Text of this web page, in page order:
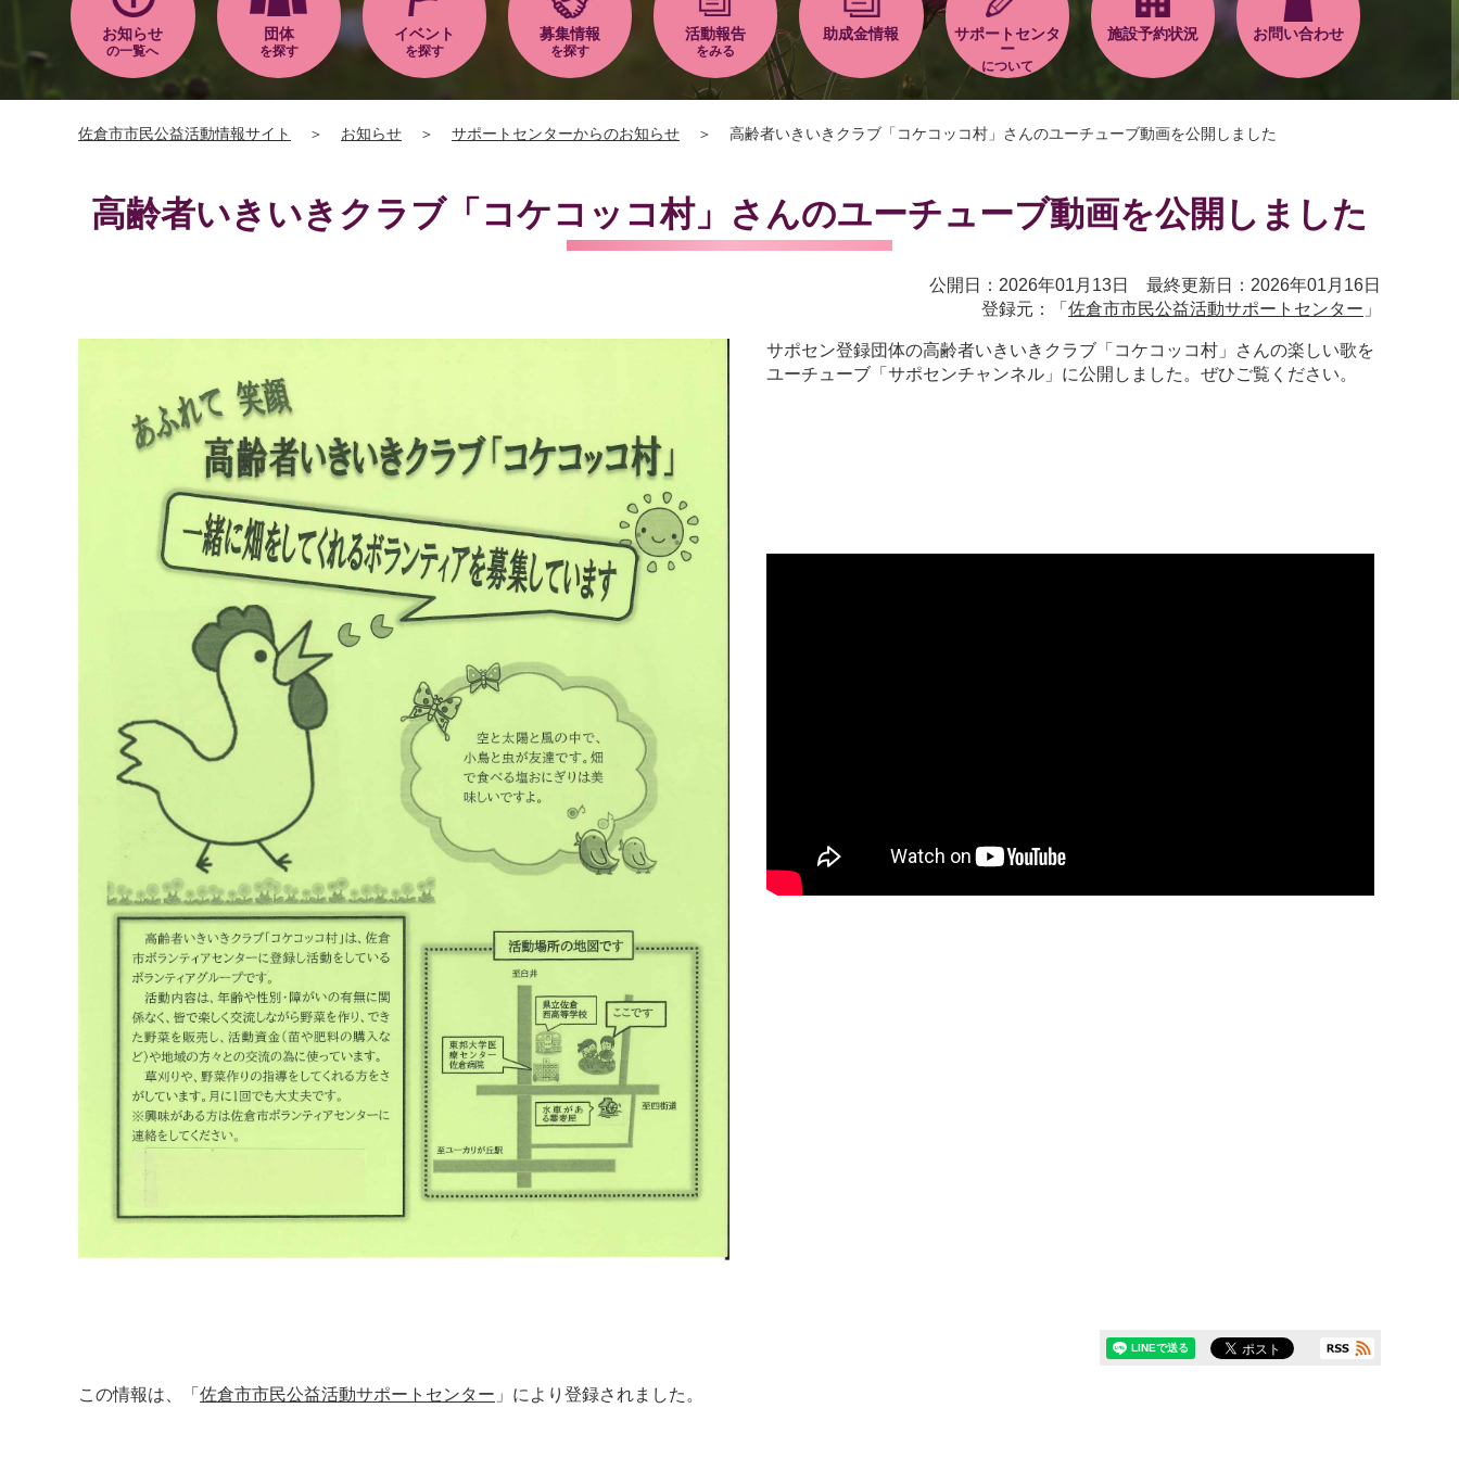
お知らせ
の一覧へ
団体
を探す
イベント
を探す
募集情報
を探す
活動報告
をみる
助成金情報
サポートセンタ
ー
について
施設予約状況 お問い合わせ
佐倉市市民公益活動情報サイト ＞ お知らせ ＞ サポートセンターからのお知らせ ＞ 高齢者いきいきクラブ「コケコッコ村」さんのユーチューブ動画を公開しました
高齢者いきいきクラブ「コケコッコ村」さんのユーチューブ動画を公開しました
公開日：2026年01月13日 最終更新日：2026年01月16日
登録元：「 佐倉市市民公益活動サポートセンター 」
サポセン登録団体の高齢者いきいきクラブ「コケコッコ村」さんの楽しい歌を
ユーチューブ「サポセンチャンネル」に公開しました。ぜひご覧ください。
この情報は、「 佐倉市市民公益活動サポートセンター 」により登録されました。